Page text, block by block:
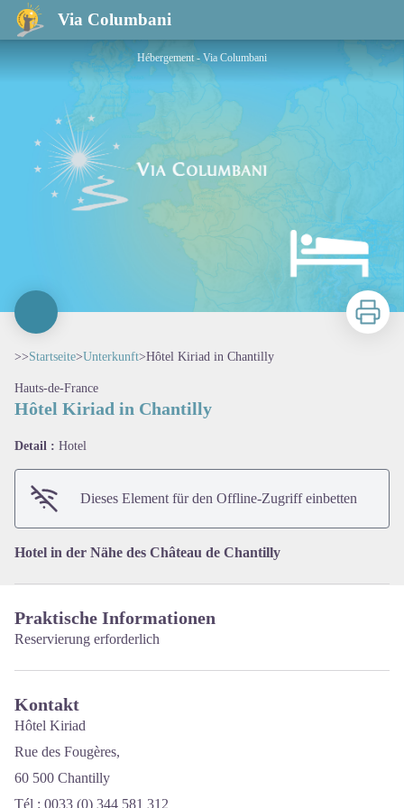
Via Columbani
Hôtel Kiriad in Chantilly
Hébergement - Via Columbani
Zu
>>Startseite>Unterkunft>Hôtel Kiriad in Chantilly
Hauts-de-France
Hôtel Kiriad in Chantilly
Detail : Hotel
Dieses Element für den Offline-Zugriff einbetten
Hotel in der Nähe des Château de Chantilly
Praktische Informationen
Reservierung erforderlich
Kontakt
Hôtel Kiriad
Rue des Fougères,
60 500 Chantilly
Tél : 0033 (0) 344 581 312